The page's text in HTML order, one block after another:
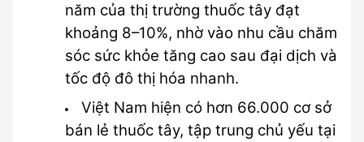
năm của thị trường thuốc tây đạt
khoảng 8–10%, nhờ vào nhu cầu chăm
sóc sức khỏe tăng cao sau đại dịch và
tốc độ đô thị hóa nhanh.
Việt Nam hiện có hơn 66.000 cơ sở
bán lẻ thuốc tây, tập trung chủ yếu tại